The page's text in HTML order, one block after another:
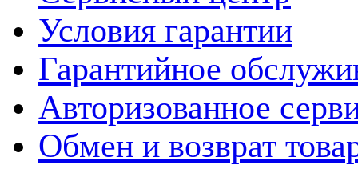
Условия гарантии
Гарантийное
Авторизованное
Обмен и возврат